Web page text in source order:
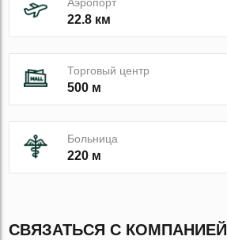
22.8 км
Торговый центр
500 м
Больница
220 м
СВЯЗАТЬСЯ С КОМПАНИЕЙ